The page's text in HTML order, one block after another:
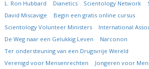
L. Ron Hubbard Dianetics Scientology Network
David Miscavige
Begin een gratis online cursus
Scientology Volunteer Ministers
International
De Weg naar een Gelukkig Leven
Narconon
Ter ondersteuning van een Drugsvrije Wereld
Verenigd voor Mensenrechten
Jongeren voor